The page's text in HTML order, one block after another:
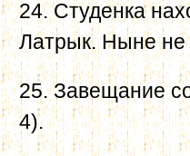
24. Студенка
Латрык. Ныне не
25. Завещание
4).